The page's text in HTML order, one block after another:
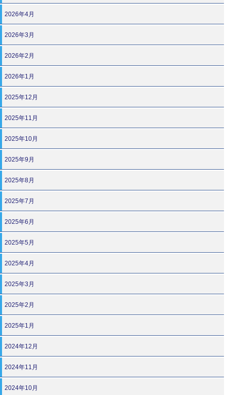
2026年4月
2026年3月
2026年2月
2026年1月
2025年12月
2025年11月
2025年10月
2025年9月
2025年8月
2025年7月
2025年6月
2025年5月
2025年4月
2025年3月
2025年2月
2025年1月
2024年12月
2024年11月
2024年10月